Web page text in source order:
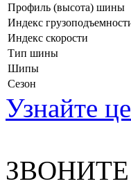
Профиль (высота) шины
Индекс
Индекс скорости
Тип шины
Шипы
Сезон
Узнайте
ЗВОНИТЕ